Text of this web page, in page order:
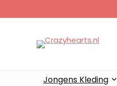
Jongens Kleding